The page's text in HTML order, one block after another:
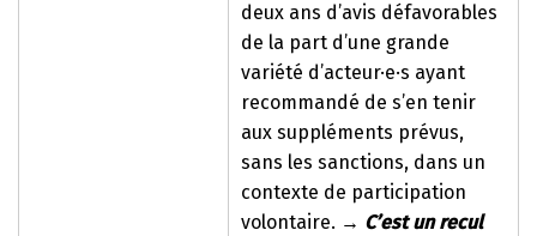
deux ans d’avis défavorables
de la part d’une grande
variété d’acteur·e·s ayant
recommandé de s’en tenir
aux suppléments prévus,
sans les sanctions, dans un
contexte de participation
volontaire. → C’est un recul